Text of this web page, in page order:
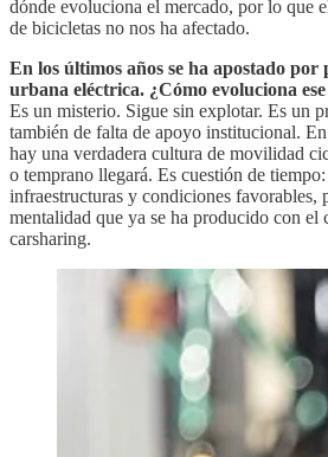
dónde evoluciona el mercado, por lo que
de bicicletas no nos ha afectado.
En los últimos años se ha apostado por
urbana eléctrica. ¿Cómo evoluciona ese
Es un misterio. Sigue sin explotar. Es un
también de falta de apoyo institucional.
hay una verdadera cultura de movilidad
o temprano llegará. Es cuestión de
infraestructuras y condiciones favorables,
mentalidad que ya se ha producido con el
carsharing.